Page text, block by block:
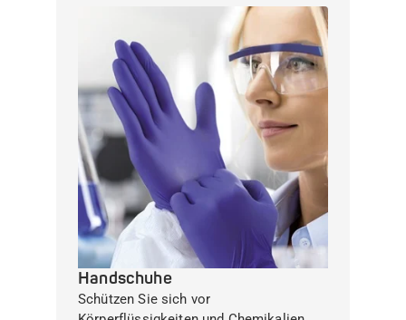
Handschuhe
Schützen Sie sich vor